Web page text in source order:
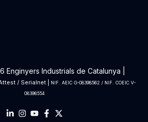
Industrials de Catalunya |
/ Serialnet|
NIF. AEIC G-08398562 / NIF. COEIC V-
08398554